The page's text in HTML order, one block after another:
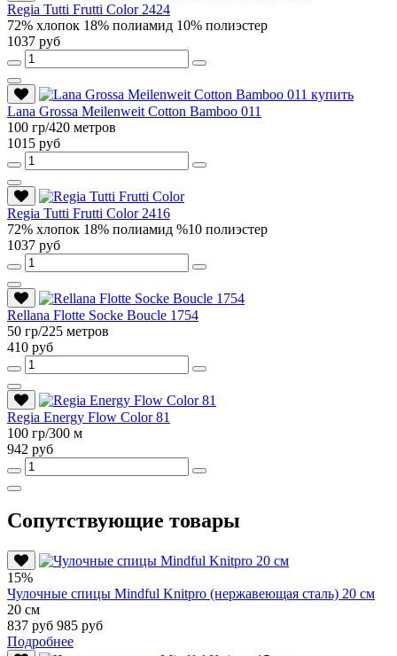
Regia Tutti Frutti Color 2424
72% хлопок 18% полиамид 10% полиэстер
1037 руб
Lana Grossa Meilenweit Cotton Bamboo 011
100 гр/420 метров
1015 руб
Regia Tutti Frutti Color 2416
72% хлопок 18% полиамид %10 полиэстер
1037 руб
Rellana Flotte Socke Boucle 1754
50 гр/225 метров
410 руб
Regia Energy Flow Color 81
100 гр/300 м
942 руб
Сопутствующие товары
15%
Чулочные спицы Mindful Knitpro (нержавеющая сталь) 20 см
20 см
837 руб 985 руб
Подробнее